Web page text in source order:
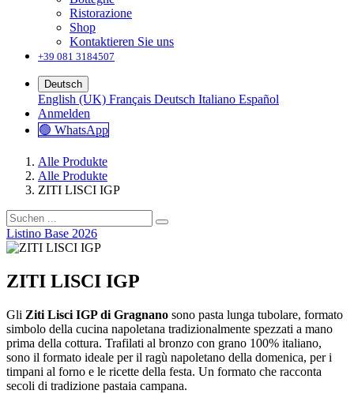
Ristorazione
Shop
Kontaktieren Sie uns
+39 081 3184507
Deutsch
English (UK) Français Deutsch Italiano Español
Anmelden
🟢 WhatsApp
Alle Produkte
Alle Produkte
ZITI LISCI IGP
Listino Base 2026
ZITI LISCI IGP
Gli Ziti Lisci IGP di Gragnano sono pasta lunga tubolare, formato
simbolo della cucina napoletana tradizionalmente spezzati a mano
prima della cottura. Trafilati al bronzo con grano 100% italiano,
sono il formato ideale per il ragù napoletano della domenica, per i
timpani al forno e le ricette della festa. Un formato che racconta
secoli di tradizione pastaia campana.